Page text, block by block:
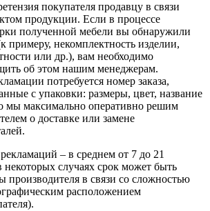
покупателя продавцу в связи
продукции. Если в процессе
полученной мебели вы обнаружили
примеру, некомплектность изделии,
или др.), вам необходимо
об этом нашим менеджерам.
потребуется номер заказа,
с упаковки: размеры, цвет, название
мы максимально оперативно решим
о доставке или замене
– в среднем от 7 до 21
некоторых случаях срок может быть
производителя в связи со сложностью
расположением